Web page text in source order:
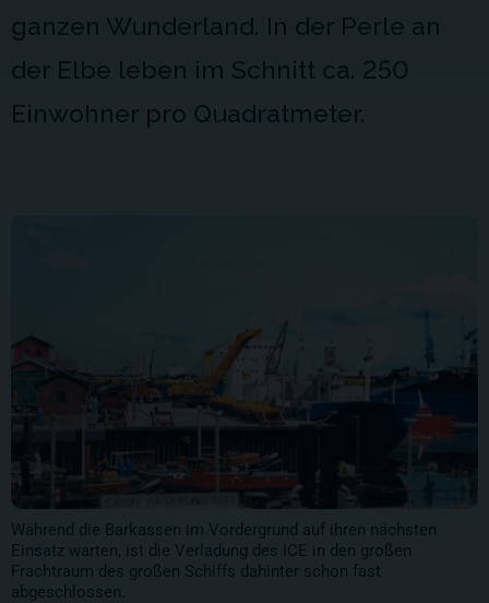
ganzen Wunderland. In der Perle an
der Elbe leben im Schnitt ca. 250
Einwohner pro Quadratmeter.
Während die Barkassen im Vordergrund auf ihren nächsten
Einsatz warten, ist die Verladung des ICE in den großen
Frachtraum des großen Schiffs dahinter schon fast
abgeschlossen.